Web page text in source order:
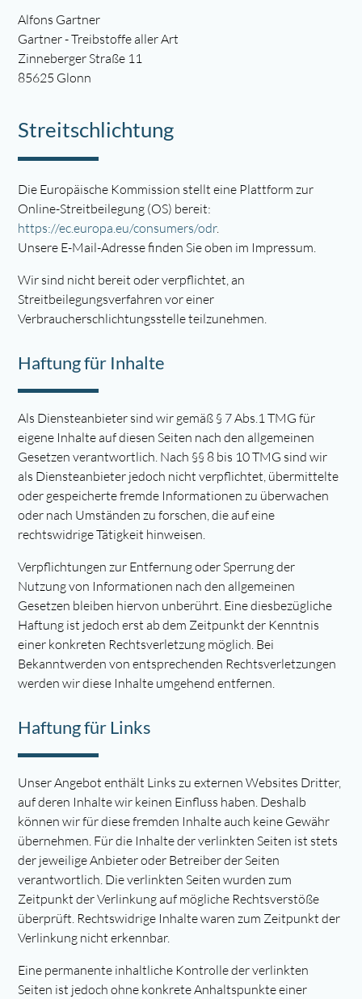
Alfons Gartner
Gartner - Treibstoffe aller Art
Zinneberger Straße 11
85625 Glonn
Streitschlichtung
Die Europäische Kommission stellt eine Plattform zur
Online-Streitbeilegung (OS) bereit:
https://ec.europa.eu/consumers/odr.
Unsere E-Mail-Adresse finden Sie oben im Impressum.
Wir sind nicht bereit oder verpflichtet, an
Streitbeilegungsverfahren vor einer
Verbraucherschlichtungsstelle teilzunehmen.
Haftung für Inhalte
Als Diensteanbieter sind wir gemäß § 7 Abs.1 TMG für
eigene Inhalte auf diesen Seiten nach den allgemeinen
Gesetzen verantwortlich. Nach §§ 8 bis 10 TMG sind wir
als Diensteanbieter jedoch nicht verpflichtet, übermittelte
oder gespeicherte fremde Informationen zu überwachen
oder nach Umständen zu forschen, die auf eine
rechtswidrige Tätigkeit hinweisen.
Verpflichtungen zur Entfernung oder Sperrung der
Nutzung von Informationen nach den allgemeinen
Gesetzen bleiben hiervon unberührt. Eine diesbezügliche
Haftung ist jedoch erst ab dem Zeitpunkt der Kenntnis
einer konkreten Rechtsverletzung möglich. Bei
Bekanntwerden von entsprechenden Rechtsverletzungen
werden wir diese Inhalte umgehend entfernen.
Haftung für Links
Unser Angebot enthält Links zu externen Websites Dritter,
auf deren Inhalte wir keinen Einfluss haben. Deshalb
können wir für diese fremden Inhalte auch keine Gewähr
übernehmen. Für die Inhalte der verlinkten Seiten ist stets
der jeweilige Anbieter oder Betreiber der Seiten
verantwortlich. Die verlinkten Seiten wurden zum
Zeitpunkt der Verlinkung auf mögliche Rechtsverstöße
überprüft. Rechtswidrige Inhalte waren zum Zeitpunkt der
Verlinkung nicht erkennbar.
Eine permanente inhaltliche Kontrolle der verlinkten
Seiten ist jedoch ohne konkrete Anhaltspunkte einer